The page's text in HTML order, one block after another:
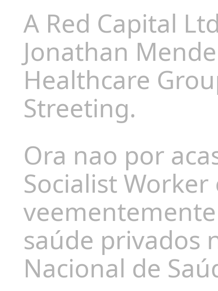
A Red Capital
Jonathan
Healthcare
Streeting.
Ora nao por
Socialist
saúde privados
Nacional de